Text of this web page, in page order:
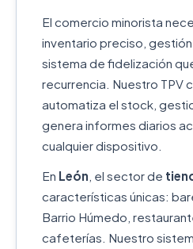
El comercio minorista
inventario preciso,
sistema de fidelización
recurrencia. Nuestro TPV
automatiza el stock,
genera informes diarios
cualquier dispositivo.
En León , el sector de
características únicas:
Barrio Húmedo,
cafeterías. Nuestro